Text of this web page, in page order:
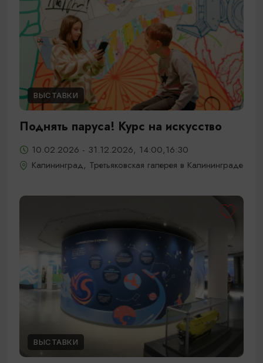
ВЫСТАВКИ
Поднять паруса! Курс на искусство
10.02.2026 - 31.12.2026, 14:00,16:30
Калининград, Третьяковская галерея в Калининграде
ВЫСТАВКИ